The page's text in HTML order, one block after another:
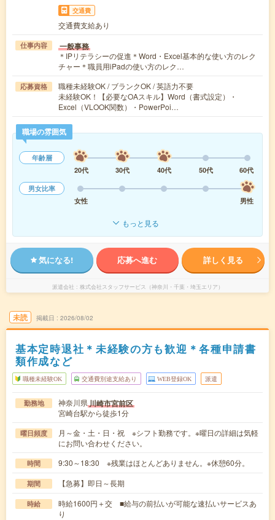
交通費
交通費支給あり
仕事内容 一般事務
＊IPリテラシーの促進＊Word・Excel基本的な使い方のレク
チャー＊職員用iPadの使い方のレク…
応募資格
職種未経験OK / ブランクOK / 英語力不要
未経験OK！【必要なOAスキル】Word（書式設定）・
Excel（VLOOK関数）・PowerPoi…
職場の雰囲気
年齢層
20代
30代 40代 50代
60代
男女比率
女性
男性
もっと見る
気になる! 応募へ進む 詳しく見る
派遣会社 株式会社スタッフサービス（神奈川・千葉・埼玉エリア）
未読 掲載日 2026/08/02
基本定時退社＊未経験の方も歓迎＊各種申請書
類作成など
職種未経験OK 交通費別途支給あり WEB登録OK 派遣
勤務地 神奈川県川崎市宮前区
宮崎台駅から徒歩1分
曜日頻度
月～金・土・日・祝 ※シフト勤務です。※曜日の詳細は気軽
にお問い合わせください。
時間 9:30～18:30 ※残業はほとんどありません。※休憩60分。
期間 【急募】即日～長期
時給
時給1600円＋交 ■給与の前払いが可能な速払いサービスあ
り